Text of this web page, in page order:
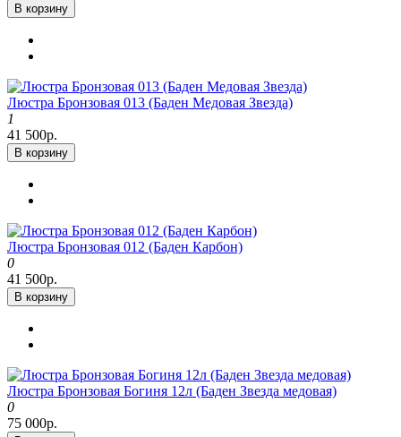
В корзину
Люстра Бронзовая 013 (Баден Медовая Звезда)
1
41 500р.
В корзину
Люстра Бронзовая 012 (Баден Карбон)
0
41 500р.
В корзину
Люстра Бронзовая Богиня 12л (Баден Звезда медовая)
0
75 000р.